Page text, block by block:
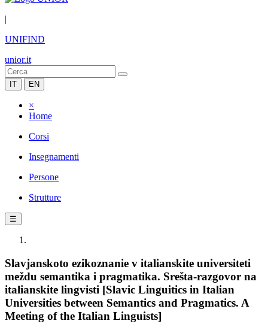
|
UNIFIND
unior.it
IT EN
×
Home
Corsi
Insegnamenti
Persone
Strutture
☰
Slavjanskoto ezikoznanie v italianskite universiteti
meždu semantika i pragmatika. Srešta-razgovor na
italianskite lingvisti [Slavic Linguitics in Italian
Universities between Semantics and Pragmatics. A
Meeting of the Italian Linguists]